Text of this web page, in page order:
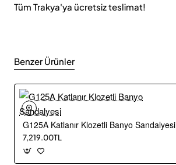
Tüm Trakya'ya ücretsiz teslimat!
Benzer Ürünler
G125A Katlanır Klozetli Banyo Sandalyesi
7,219.00TL